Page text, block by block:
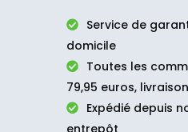
Service de
domicile
Toutes les
79,95 euros,
Expédié depuis